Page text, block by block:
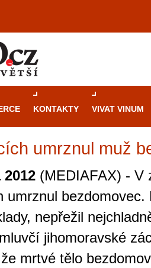
KONTAKTY VIVAT VINUM
umrznul muž
(MEDIAFAX) - V
umrznul bezdomovec.
nepřežil
jihomoravské
mrtvé tělo
Průvodce
Brně: Od
automaty
Brno je
zajímavé
restaurace,
místem, kde si